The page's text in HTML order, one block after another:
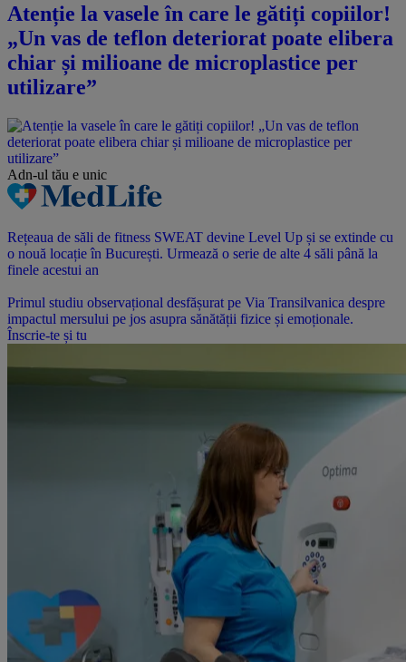
Atenție la vasele în care le gătiți copiilor!
„Un vas de teflon deteriorat poate elibera
chiar și milioane de microplastice per
utilizare”
Adn-ul tău e unic
Rețeaua de săli de fitness SWEAT devine Level Up și se extinde cu
o nouă locație în București. Urmează o serie de alte 4 săli până la
finele acestui an
Primul studiu observațional desfășurat pe Via Transilvanica despre
impactul mersului pe jos asupra sănătății fizice și emoționale.
Înscrie-te și tu